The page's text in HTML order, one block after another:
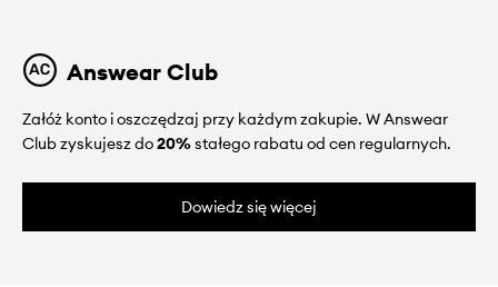
Answear Club
Załóż konto i oszczędzaj przy każdym zakupie. W Answear
Club zyskujesz do20%stałego rabatu od cen regularnych.
Dowiedz się więcej